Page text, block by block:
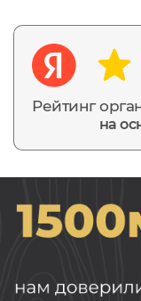
Рейтинг
на